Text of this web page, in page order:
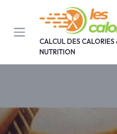
CALCUL DES CALORIES
NUTRITION
Panneau de gestion des